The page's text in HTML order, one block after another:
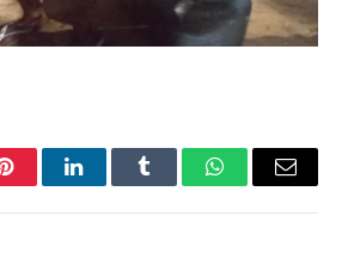
PinterestLinkedInTumblr WhatsAppEmail